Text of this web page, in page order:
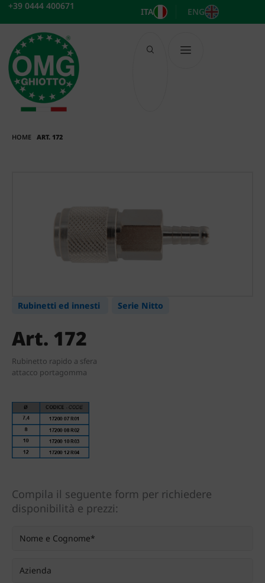
Vai
contenuto
+39 0444 400671
ITA ENG
HOME ART. 172
Rubinetti ed innesti Serie Nitto
Art. 172
Rubinetto rapido a sfera
attacco portagomma
Compila il seguente form per richiedere
disponibilità e prezzi: